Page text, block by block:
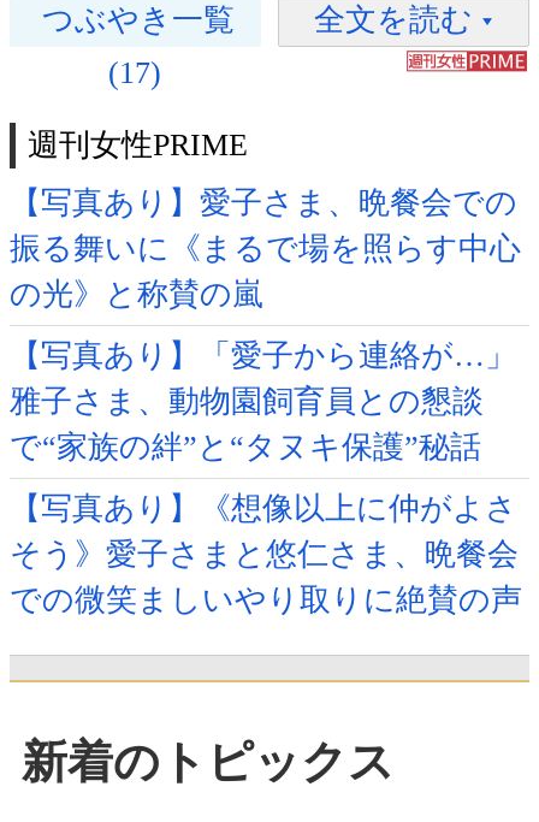
つぶやき一覧
(17)
全文を読む
週刊女性PRIME
【写真あり】愛子さま、晩餐会での
振る舞いに《まるで場を照らす中心
の光》と称賛の嵐
【写真あり】「愛子から連絡が…」
雅子さま、動物園飼育員との懇談
で“家族の絆”と“タヌキ保護”秘話
【写真あり】《想像以上に仲がよさ
そう》愛子さまと悠仁さま、晩餐会
での微笑ましいやり取りに絶賛の声
新着のトピックス